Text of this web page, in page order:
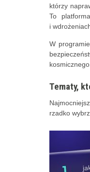
którzy
To
i
W
Tematy,
rzadko